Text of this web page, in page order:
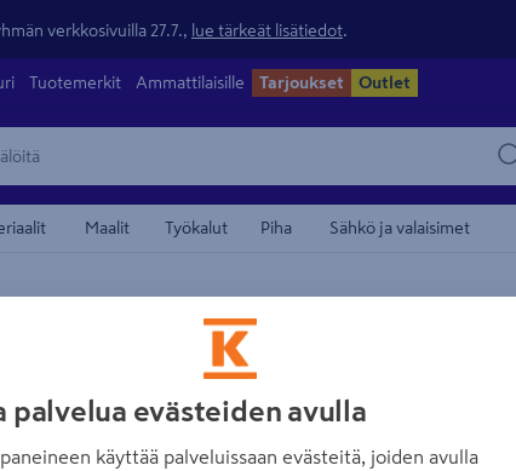
verkkosivuilla 27.7., lue tärkeät lisätiedot
Tuotemerkit Ammattilaisille Tarjoukset Outlet
Maalit Työkalut Piha Sähkö ja valaisimet
palvelua evästeiden avulla
käyttää palveluissaan evästeitä, joiden avulla